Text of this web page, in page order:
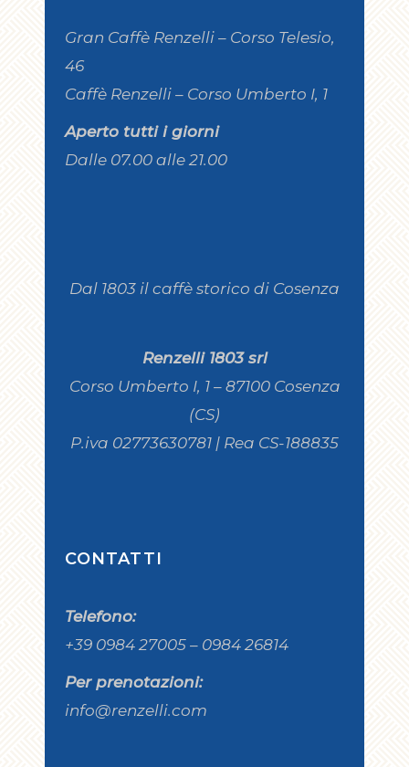
Gran Caffè Renzelli – Corso Telesio,
46
Caffè Renzelli – Corso Umberto I, 1
Aperto tutti i giorni
Dalle 07.00 alle 21.00
Dal 1803 il caffè storico di Cosenza
Renzelli 1803 srl
Corso Umberto I, 1 – 87100 Cosenza
(CS)
P.iva 02773630781 | Rea CS-188835
CONTATTI
Telefono:
+39 0984 27005 – 0984 26814
Per prenotazioni:
info@renzelli.com